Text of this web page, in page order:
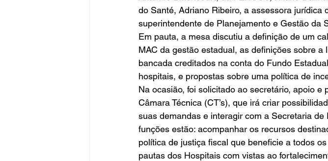
do Santé, Adriano Ribeiro, a assessora jurídica
superintendente de Planejamento e Gestão da
Em pauta, a mesa discutiu a definição de um
MAC da gestão estadual, as definições sobre
bancada creditados na conta do Fundo
hospitais, e propostas sobre uma política de
Na ocasião, foi solicitado ao secretário, apoio
Câmara Técnica (CT’s), que irá criar
suas demandas e interagir com a Secretaria
funções estão: acompanhar os recursos
política de justiça fiscal que beneficie a todos
pautas dos Hospitais com vistas ao